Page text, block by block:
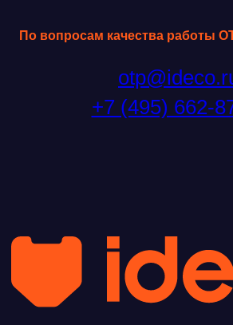
По вопросам качества работы
+7 (495) 662-